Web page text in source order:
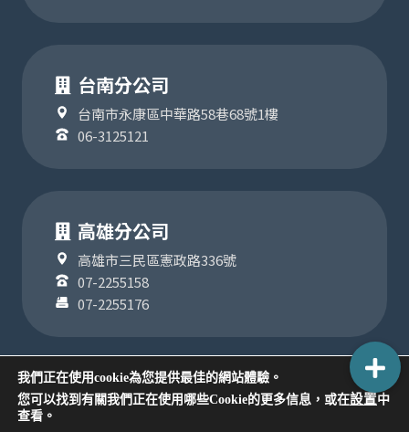
台南分公司
台南市永康區中華路58巷68號1樓
06-3125121
高雄分公司
高雄市三民區憲政路336號
07-2255158
07-2255176
COPYRIGHT ©2024
我們正在使用cookie為您提供最佳的網站體驗。
您可以找到有關我們正在使用哪些Cookie的更多信息，或在設置中
查看。